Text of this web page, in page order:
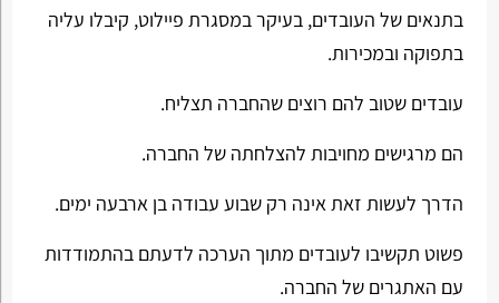
בתנאים של העובדים, בעיקר במסגרת פיילוט, קיבלו עליה
בתפוקה ובמכירות.
עובדים שטוב להם רוצים שהחברה תצליח.
הם מרגישים מחויבות להצלחתה של החברה.
הדרך לעשות זאת אינה רק שבוע עבודה בן ארבעה ימים.
פשוט תקשיבו לעובדים מתוך הערכה לדעתם בהתמודדות
עם האתגרים של החברה.